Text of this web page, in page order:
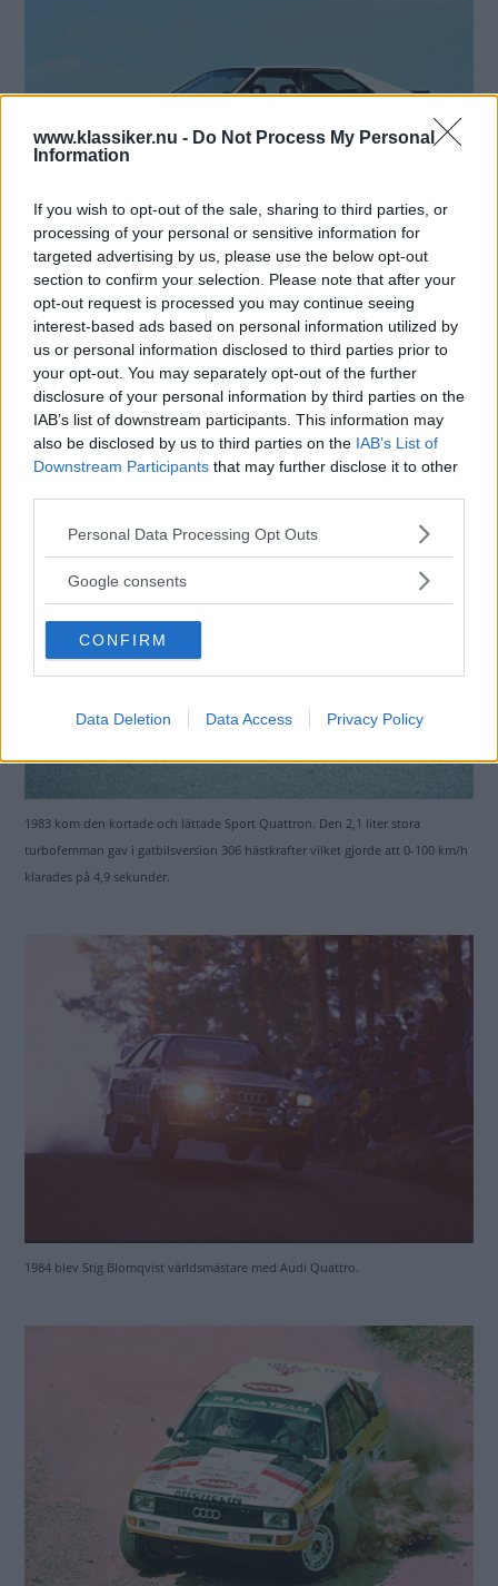
www.klassiker.nu - Do Not Process My Personal
Information
If you wish to opt-out of the sale, sharing to third parties, or
processing of your personal or sensitive information for
targeted advertising by us, please use the below opt-out
section to confirm your selection. Please note that after your
opt-out request is processed you may continue seeing
interest-based ads based on personal information utilized by
us or personal information disclosed to third parties prior to
your opt-out. You may separately opt-out of the further
disclosure of your personal information by third parties on the
IAB’s list of downstream participants. This information may
also be disclosed by us to third parties on the IAB’s List of
Downstream Participants that may further disclose it to other
Please note that this website/app uses one or more Google
not limited to your visit or usage behaviour. You may click to
use your data for below specified purposes in below Google
consent section.
Personal Data Processing Opt Outs
Google consents
CONFIRM
Data Deletion Data Access Privacy Policy
Vit lack, Audi Quattro - kan det bli mer 1980-tal?
1983 kom den kortade och lättade Sport Quattron. Den 2,1 liter stora
turbofemman gav i gatbilsversion 306 hästkrafter vilket gjorde att 0-100 km/h
klarades på 4,9 sekunder.
1984 blev Stig Blomqvist världsmästare med Audi Quattro.